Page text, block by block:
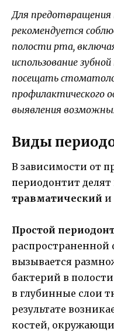
Для
рекомендуется
полости рта,
использование
посещать
профилактического
выявления
Виды
В зависимости от
периодонтит делят
травматический и
Простой
распространенной
вызывается
бактерий в
в глубинные слои
результате
костей,